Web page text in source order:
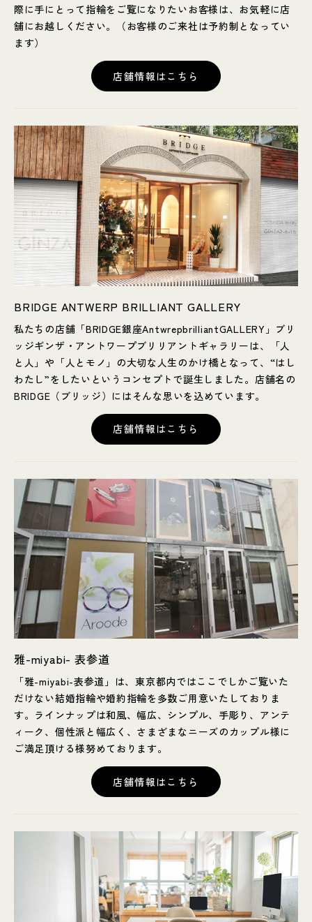
際に手にとって指輪をご覧になりたいお客様は、お気軽に店
舗にお越しください。（お客様のご来社は予約制となってい
ます）
店舗情報はこちら
BRIDGE ANTWERP BRILLIANT GALLERY
私たちの店舗「BRIDGE銀座AntwrepbrilliantGALLERY」ブリ
ッジギンザ・アントワープブリリアントギャラリーは、「人
と人」や「人とモノ」の大切な人生のかけ橋となって、“はし
わたし”をしたいというコンセプトで誕生しました。店舗名の
BRIDGE（ブリッジ）にはそんな思いを込めています。
店舗情報はこちら
雅-miyabi- 表参道
「雅-miyabi-表参道」は、東京都内ではここでしかご覧いた
だけない結婚指輪や婚約指輪を多数ご用意いたしておりま
す。ラインナップは和風、幅広、シンプル、手彫り、アンテ
ィーク、個性派と幅広く、さまざまなニーズのカップル様に
ご満足頂ける様努めております。
店舗情報はこちら